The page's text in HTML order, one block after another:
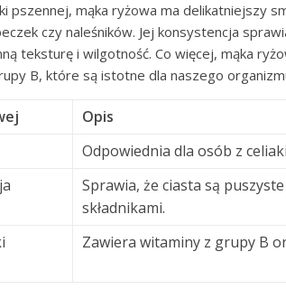
pszennej, mąka ryżowa ma delikatniejszy
czy naleśników. Jej konsystencja
teksturę i wilgotność. Co więcej, mąka
B, które są istotne dla naszego
Opis
Odpowiednia dla osób z
Sprawia, że ciasta są
składnikami.
Zawiera witaminy z grupy B